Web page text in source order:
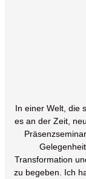
In einer Welt, die
es an der Zeit,
Transformation
zu begeben. Ich